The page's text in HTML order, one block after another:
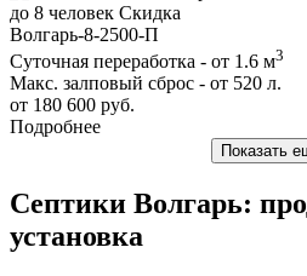
до 8 человек Скидка
Волгарь-8-2500-П
Суточная переработка - от 1.6 м3
Макс. залповый сброс - от 520 л.
от 180 600 руб.
Подробнее
Показать
Септики Волгарь:
установка